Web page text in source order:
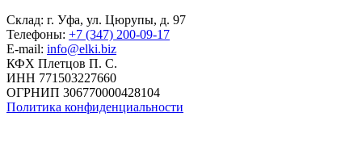
Склад: г. Уфа, ул. Цюрупы, д. 97
Телефоны: +7 (347) 200-09-17
E-mail: info@elki.biz
КФХ Плетцов П. С.
ИНН 771503227660
ОГРНИП 306770000428104
Политика конфиденциальности